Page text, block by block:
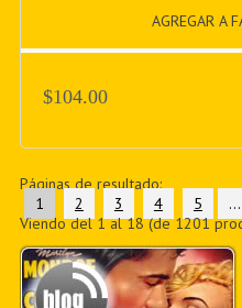
AGREGAR A
$104.00
Páginas de resultado:
1
2 3 4 5 ...
Viendo del1al18(de1201